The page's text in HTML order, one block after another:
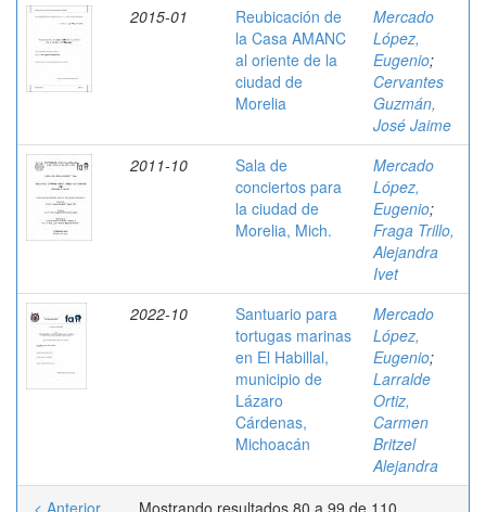
2015-01
Reubicación de
la Casa AMANC
al oriente de la
ciudad de
Morelia
Mercado
López,
Eugenio;
Cervantes
Guzmán,
José Jaime
2011-10
Sala de
conciertos para
la ciudad de
Morelia, Mich.
Mercado
López,
Eugenio;
Fraga Trillo,
Alejandra
Ivet
2022-10
Santuario para
tortugas marinas
en El Habillal,
municipio de
Lázaro
Cárdenas,
Michoacán
Mercado
López,
Eugenio;
Larralde
Ortiz,
Carmen
Britzel
Alejandra
Mostrando resultados 80 a 99 de 110
< Anterior